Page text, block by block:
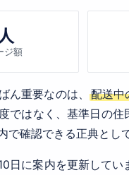
ジ額
ん重要なのは、 配送中
ではなく、基準日の
で確認できる正典とし
日に案内を更新して